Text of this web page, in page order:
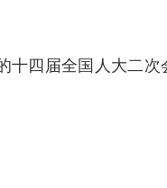
十四届全国人大二次